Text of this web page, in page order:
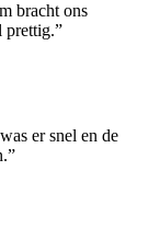
bracht ons
prettig.”
er snel en de
”